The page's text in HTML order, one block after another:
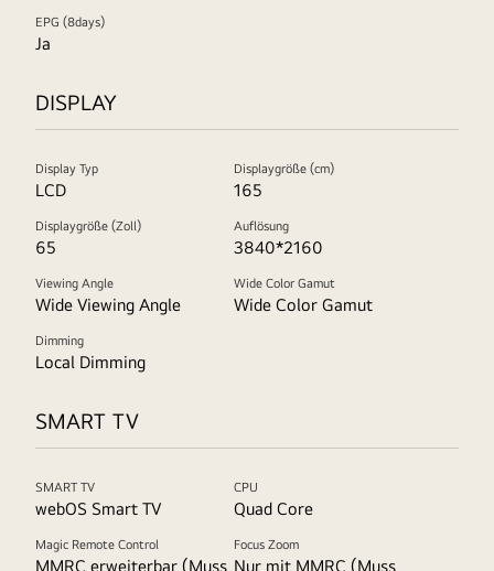
EPG (8days)
Ja
DISPLAY
Display Typ
LCD
Displaygröße (cm)
165
Displaygröße (Zoll)
65
Auflösung
3840*2160
Viewing Angle
Wide Viewing Angle
Wide Color Gamut
Wide Color Gamut
Dimming
Local Dimming
SMART TV
SMART TV
webOS Smart TV
CPU
Quad Core
Magic Remote Control
MMRC erweiterbar (Muss
Focus Zoom
Nur mit MMRC (Muss